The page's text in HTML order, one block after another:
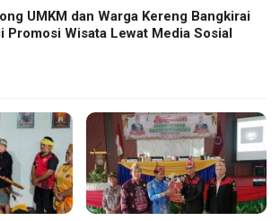
UMKM dan Warga Kereng Bangkirai
Promosi Wisata Lewat Media Sosial